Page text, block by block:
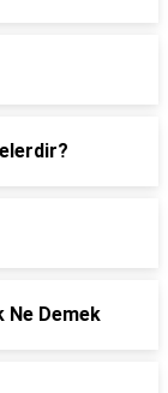
Ne Demek